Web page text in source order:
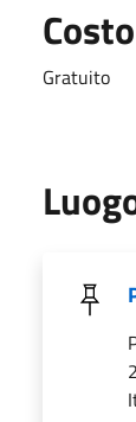
Costo
Gratuito